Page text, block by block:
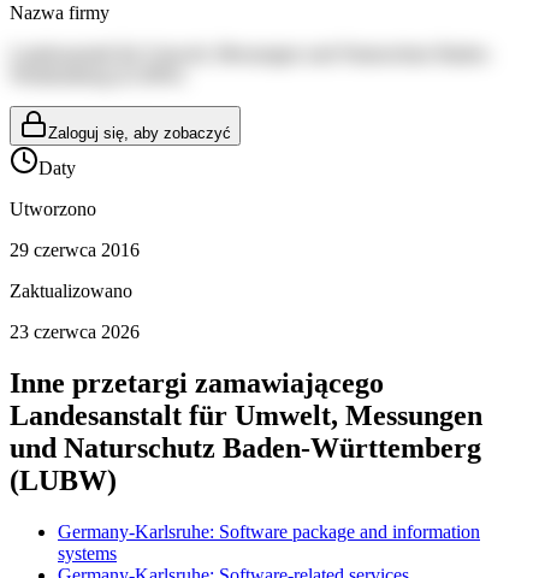
Nazwa firmy
Zaloguj się, aby zobaczyć
Daty
Utworzono
29 czerwca 2016
Zaktualizowano
23 czerwca 2026
Inne przetargi zamawiającego
Landesanstalt für Umwelt, Messungen
und Naturschutz Baden-Württemberg
(LUBW)
Germany-Karlsruhe: Software package and information
systems